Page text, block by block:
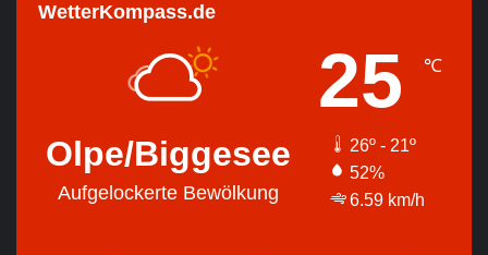
WetterKompass.de
Olpe/Biggesee
Aufgelockerte Bewölkung
25 ℃
26º - 21º
52%
6.59 km/h